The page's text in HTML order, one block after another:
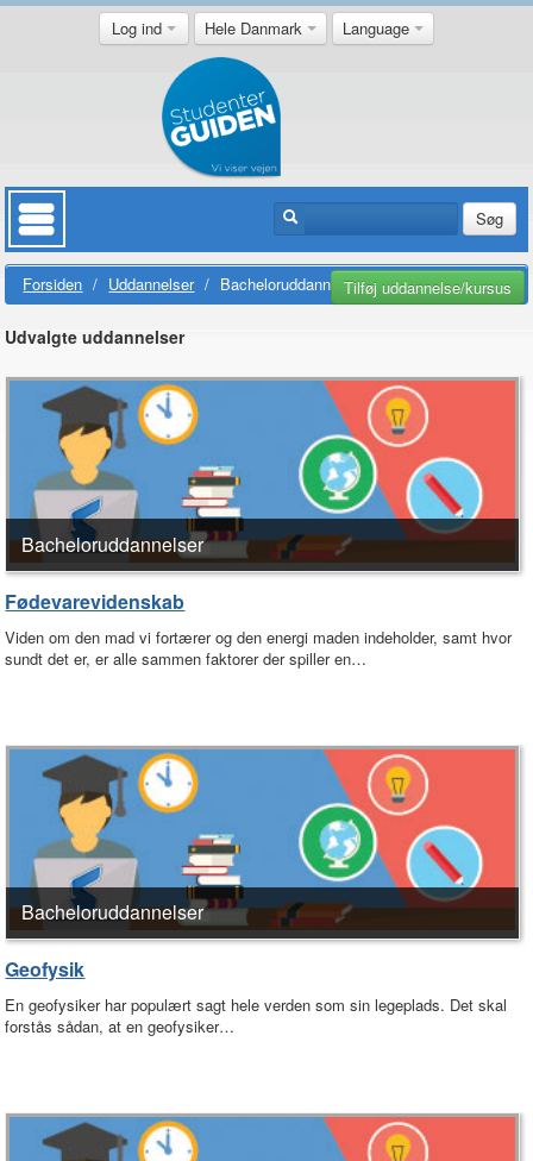
Log ind Hele Danmark Language
Søg
Forsiden / Uddannelser / BacheloruddannelserTilføj uddannelse/kursus
Udvalgte uddannelser
Bacheloruddannelser
Fødevarevidenskab
Viden om den mad vi fortærer og den energi maden indeholder, samt hvor
sundt det er, er alle sammen faktorer der spiller en…
Bacheloruddannelser
Geofysik
En geofysiker har populært sagt hele verden som sin legeplads. Det skal
forstås sådan, at en geofysiker…